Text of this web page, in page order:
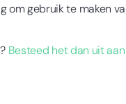
om gebruik te maken
Besteed het dan uit aan